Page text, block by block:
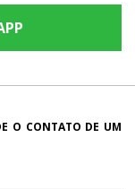
O CONTATO DE UM